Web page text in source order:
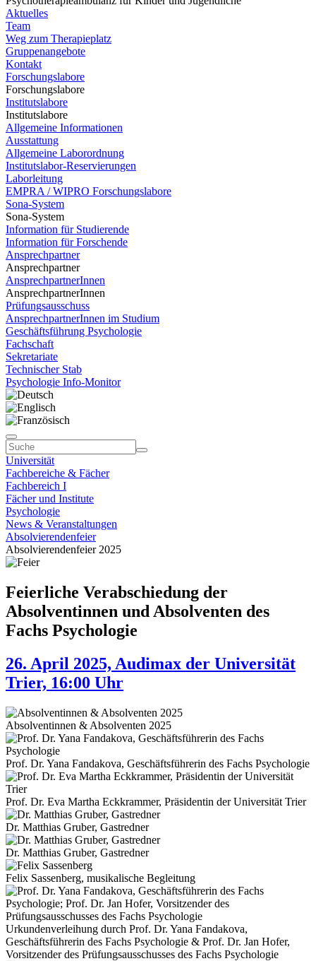
Aktuelles
Team
Weg zum Therapieplatz
Gruppenangebote
Kontakt
Forschungslabore
Forschungslabore
Institutslabore
Institutslabore
Allgemeine Informationen
Ausstattung
Allgemeine Laborordnung
Institutslabor-Reservierungen
Laborleitung
EMPRA / WIPRO Forschungslabore
Sona-System
Sona-System
Information für Studierende
Information für Forschende
Ansprechpartner
Ansprechpartner
AnsprechpartnerInnen
AnsprechpartnerInnen
Prüfungsausschuss
AnsprechpartnerInnen im Studium
Geschäftsführung Psychologie
Fachschaft
Sekretariate
Technischer Stab
Psychologie Info-Monitor
Universität
Fachbereiche & Fächer
Fachbereich I
Fächer und Institute
Psychologie
News & Veranstaltungen
Absolvierendenfeier
Absolvierendenfeier 2025
Feierliche Verabschiedung der
Absolventinnen und Absolventen des
Fachs Psychologie
26. April 2025, Audimax der Universität
Trier, 16:00 Uhr
Absolventinnen & Absolventen 2025
Prof. Dr. Yana Fandakova, Geschäftsführerin des Fachs Psychologie
Prof. Dr. Eva Martha Eckkrammer, Präsidentin der Universität Trier
Dr. Matthias Gruber, Gastredner
Dr. Matthias Gruber, Gastredner
Felix Sassenberg, musikalische Begleitung
Urkundenverleihung durch Prof. Dr. Yana Fandakova,
Geschäftsführerin des Fachs Psychologie & Prof. Dr. Jan Hofer,
Vorsitzender des Prüfungsausschusses des Fachs Psychologie